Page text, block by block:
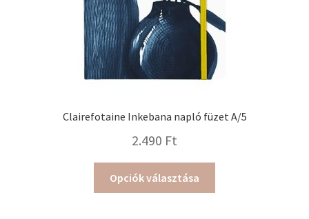
Clairefotaine Inkebana napló füzet A/5
2.490 Ft
Opciók választása